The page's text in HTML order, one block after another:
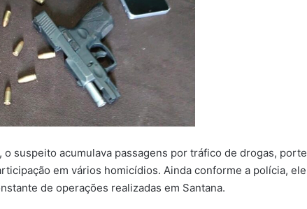
suspeito acumulava passagens por tráfico de drogas, porte
em vários homicídios. Ainda conforme a polícia, ele
de operações realizadas em Santana.